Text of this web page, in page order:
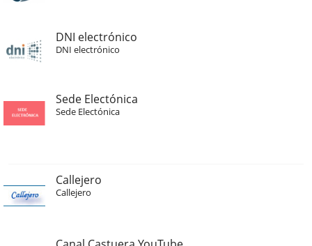
DNI electrónico
DNI electrónico
Sede Electónica
Sede Electónica
Callejero
Callejero